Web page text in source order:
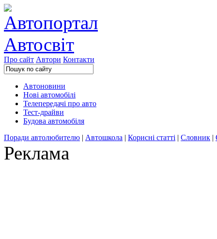
Про сайт Автори Контакти
Автоновини
Нові автомобілі
Телепередачі про авто
Тест-драйви
Будова автомобіля
Поради автолюбителю | Автошкола | Корисні статті | Словник |
Реклама